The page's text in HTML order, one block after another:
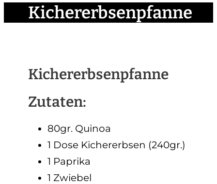
Kichererbsenpfanne
Kichererbsenpfanne
Zutaten:
80gr. Quinoa
1 Dose Kichererbsen (240gr.)
1 Paprika
1 Zwiebel